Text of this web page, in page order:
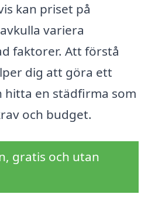
kan priset på
variera
faktorer. Att förstå
dig att göra ett
hitta en städfirma som
och budget.
gratis och utan